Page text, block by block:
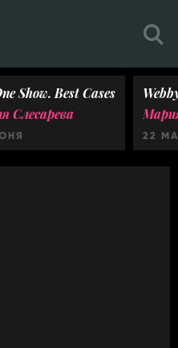
Show. Best Cases
Слесарева
22